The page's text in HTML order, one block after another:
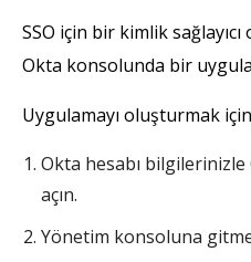
SSO için bir kimlik
Okta konsolunda bir
Uygulamayı oluşturmak
Okta hesabı
açın.
Yönetim konsoluna